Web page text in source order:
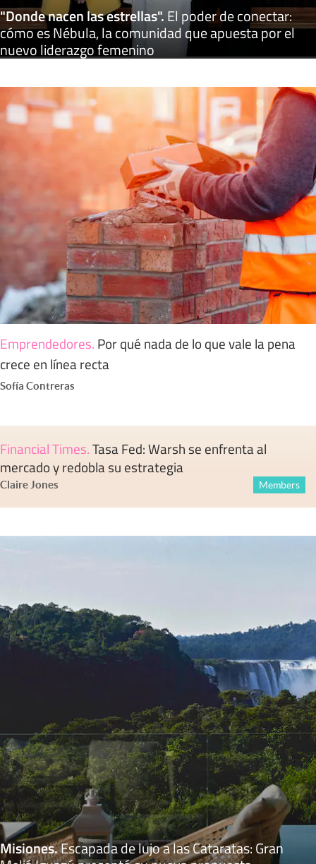
"Donde nacen las estrellas".El poder de conectar:
cómo es Nébula, la comunidad que apuesta por el
nuevo liderazgo femenino
Emprendedores. Por qué nada de lo que vale la pena
crece en línea recta
Sofía Contreras
Financial Times.Tasa Fed: Warsh se enfrenta al
mercado y redobla su estrategia
Claire Jones Members
Misiones.Escapada de lujo a las Cataratas: Gran